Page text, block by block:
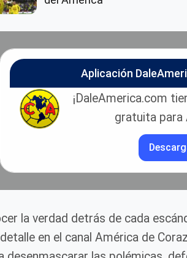
Aplicación
¡DaleAmerica.com
gratuita para
la verdad detrás de cada
en el canal América de